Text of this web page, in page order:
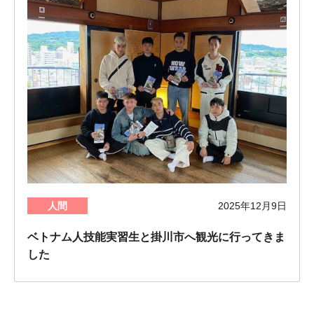
人間 2025年12月9日
ベトナム人技能実習生と掛川市へ観光に行ってきま
した